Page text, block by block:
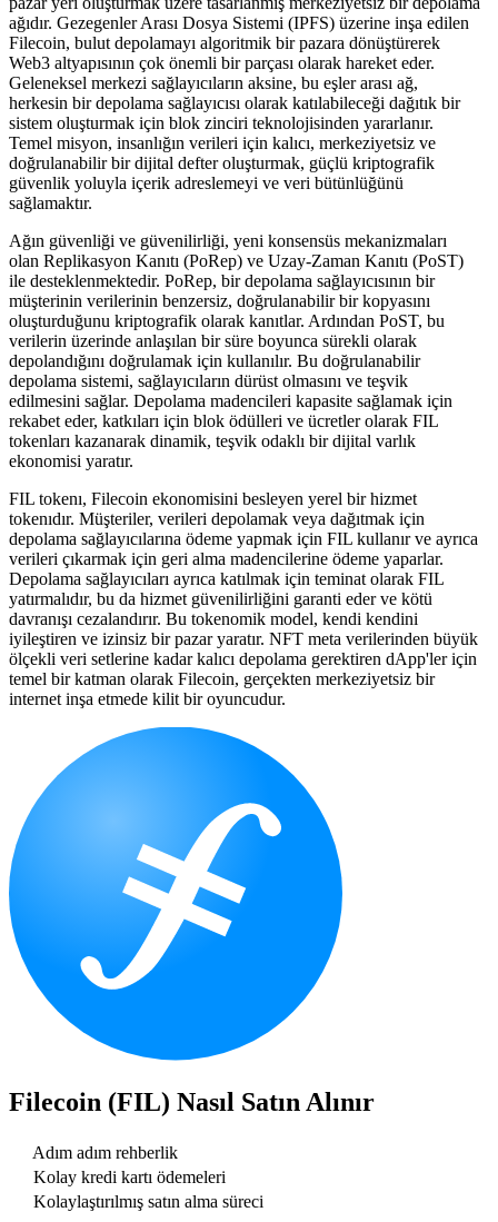
ağıdır. Gezegenler Arası Dosya Sistemi (IPFS) üzerine inşa edilen
Filecoin, bulut depolamayı algoritmik bir pazara dönüştürerek
Web3 altyapısının çok önemli bir parçası olarak hareket eder.
Geleneksel merkezi sağlayıcıların aksine, bu eşler arası ağ,
herkesin bir depolama sağlayıcısı olarak katılabileceği dağıtık bir
sistem oluşturmak için blok zinciri teknolojisinden yararlanır.
Temel misyon, insanlığın verileri için kalıcı, merkeziyetsiz ve
doğrulanabilir bir dijital defter oluşturmak, güçlü kriptografik
güvenlik yoluyla içerik adreslemeyi ve veri bütünlüğünü
sağlamaktır.
Ağın güvenliği ve güvenilirliği, yeni konsensüs mekanizmaları
olan Replikasyon Kanıtı (PoRep) ve Uzay-Zaman Kanıtı (PoST)
ile desteklenmektedir. PoRep, bir depolama sağlayıcısının bir
müşterinin verilerinin benzersiz, doğrulanabilir bir kopyasını
oluşturduğunu kriptografik olarak kanıtlar. Ardından PoST, bu
verilerin üzerinde anlaşılan bir süre boyunca sürekli olarak
depolandığını doğrulamak için kullanılır. Bu doğrulanabilir
depolama sistemi, sağlayıcıların dürüst olmasını ve teşvik
edilmesini sağlar. Depolama madencileri kapasite sağlamak için
rekabet eder, katkıları için blok ödülleri ve ücretler olarak FIL
tokenları kazanarak dinamik, teşvik odaklı bir dijital varlık
ekonomisi yaratır.
FIL tokenı, Filecoin ekonomisini besleyen yerel bir hizmet
tokenıdır. Müşteriler, verileri depolamak veya dağıtmak için
depolama sağlayıcılarına ödeme yapmak için FIL kullanır ve ayrıca
verileri çıkarmak için geri alma madencilerine ödeme yaparlar.
Depolama sağlayıcıları ayrıca katılmak için teminat olarak FIL
yatırmalıdır, bu da hizmet güvenilirliğini garanti eder ve kötü
davranışı cezalandırır. Bu tokenomik model, kendi kendini
iyileştiren ve izinsiz bir pazar yaratır. NFT meta verilerinden büyük
ölçekli veri setlerine kadar kalıcı depolama gerektiren dApp'ler için
temel bir katman olarak Filecoin, gerçekten merkeziyetsiz bir
internet inşa etmede kilit bir oyuncudur.
Filecoin (FIL) Nasıl Satın Alınır
Adım adım rehberlik
Kolay kredi kartı ödemeleri
Kolaylaştırılmış satın alma süreci